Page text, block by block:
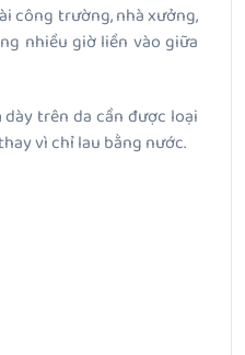
công trường, nhà xưởng,
nhiều giờ liền vào giữa
trên da cần được loại
vì chỉ lau bằng nước.